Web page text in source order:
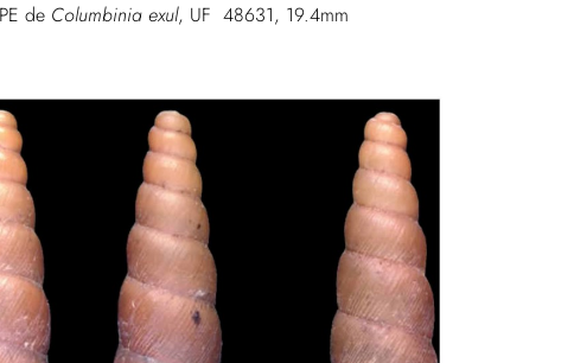
de Columbinia exul, UF 48631, 19.4mm